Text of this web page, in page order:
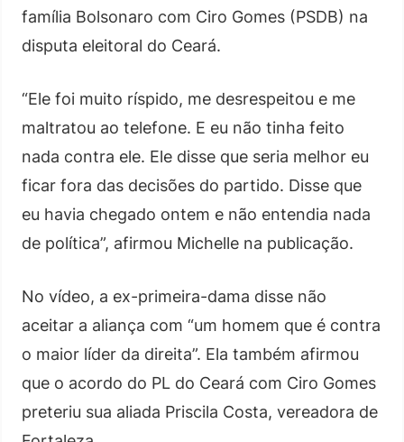
família Bolsonaro com Ciro Gomes (PSDB) na
disputa eleitoral do Ceará.
“Ele foi muito ríspido, me desrespeitou e me
maltratou ao telefone. E eu não tinha feito
nada contra ele. Ele disse que seria melhor eu
ficar fora das decisões do partido. Disse que
eu havia chegado ontem e não entendia nada
de política”, afirmou Michelle na publicação.
No vídeo, a ex-primeira-dama disse não
aceitar a aliança com “um homem que é contra
o maior líder da direita”. Ela também afirmou
que o acordo do PL do Ceará com Ciro Gomes
preteriu sua aliada Priscila Costa, vereadora de